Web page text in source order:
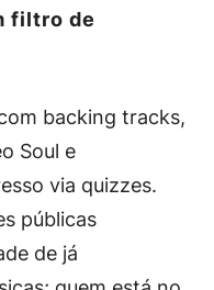
filtro de
backing tracks,
Soul e
via quizzes.
públicas
de já